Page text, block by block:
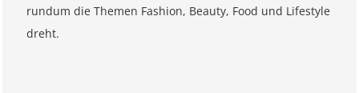
rundum die Themen Fashion, Beauty, Food und Lifestyle
dreht.